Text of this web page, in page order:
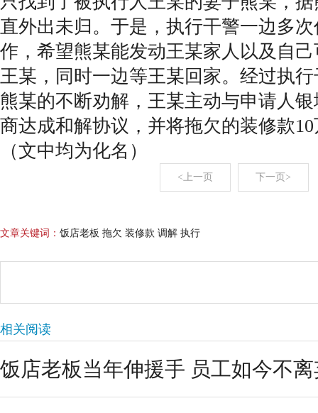
直外出未归。于是，执行干警一边多
作，希望熊某能发动王某家人以及自
王某，同时一边等王某回家。经过执
熊某的不断劝解，王某主动与申请人
商达成和解协议，并将拖欠的装修款
（文中均为化名）
<上一页 下一页>
文章关键词： 饭店老板 拖欠 装修款 调解 执行
相关阅读
饭店老板当年伸援手 员工如今不